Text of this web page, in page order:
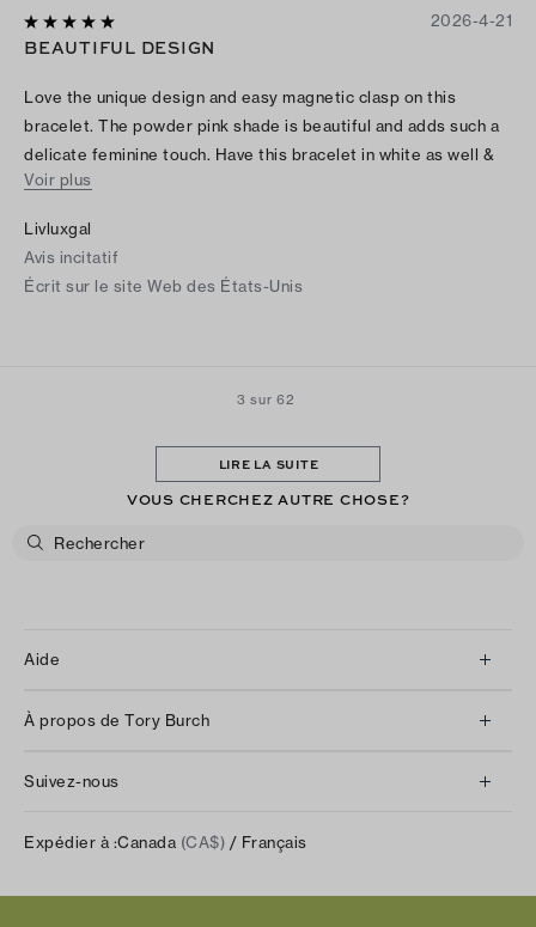
2026-4-21
BEAUTIFUL DESIGN
Love the unique design and easy magnetic clasp on this
bracelet. The powder pink shade is beautiful and adds such a
delicate feminine touch. Have this bracelet in white as well &
love to pair them both with my thin gold Tory Burch Bracelet.
Voir plus
Livluxgal
Avis incitatif
Écrit sur le site Web des États-Unis
3 sur 62
LIRE LA SUITE
VOUS CHERCHEZ AUTRE CHOSE?
Aide
Retours et échanges
Expédition et livraison
À propos de Tory Burch
Carrières
Suivez-nous
Facebook
Expédier à :Canada (CA$) / Français